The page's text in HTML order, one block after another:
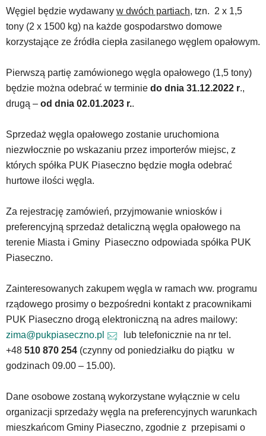
Węgiel będzie wydawany w dwóch partiach, tzn. 2 x 1,5
tony (2 x 1500 kg) na każde gospodarstwo domowe
korzystające ze źródła ciepła zasilanego węglem opałowym.
Pierwszą partię zamówionego węgla opałowego (1,5 tony)
będzie można odebrać w terminie do dnia 31.12.2022 r.,
drugą – od dnia 02.01.2023 r..
Sprzedaż węgla opałowego zostanie uruchomiona
niezwłocznie po wskazaniu przez importerów miejsc, z
których spółka PUK Piaseczno będzie mogła odebrać
hurtowe ilości węgla.
Za rejestrację zamówień, przyjmowanie wniosków i
preferencyjną sprzedaż detaliczną węgla opałowego na
terenie Miasta i Gminy Piaseczno odpowiada spółka PUK
Piaseczno.
Zainteresowanych zakupem węgla w ramach ww. programu
rządowego prosimy o bezpośredni kontakt z pracownikami
PUK Piaseczno drogą elektroniczną na adres mailowy:
zima@pukpiaseczno.pl
lub telefonicznie na nr tel.
+48 510 870 254 (czynny od poniedziałku do piątku w
godzinach 09.00 – 15.00).
Dane osobowe zostaną wykorzystane wyłącznie w celu
organizacji sprzedaży węgla na preferencyjnych warunkach
mieszkańcom Gminy Piaseczno, zgodnie z przepisami o